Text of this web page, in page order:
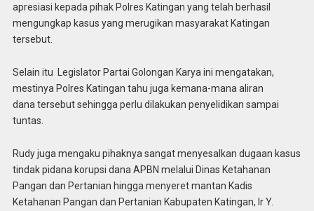
apresiasi kepada pihak Polres Katingan yang telah berhasil
mengungkap kasus yang merugikan masyarakat Katingan
tersebut.
Selain itu Legislator Partai Golongan Karya ini mengatakan,
mestinya Polres Katingan tahu juga kemana-mana aliran
dana tersebut sehingga perlu dilakukan penyelidikan sampai
tuntas.
Rudy juga mengaku pihaknya sangat menyesalkan dugaan kasus
tindak pidana korupsi dana APBN melalui Dinas Ketahanan
Pangan dan Pertanian hingga menyeret mantan Kadis
Ketahanan Pangan dan Pertanian Kabupaten Katingan, Ir Y.